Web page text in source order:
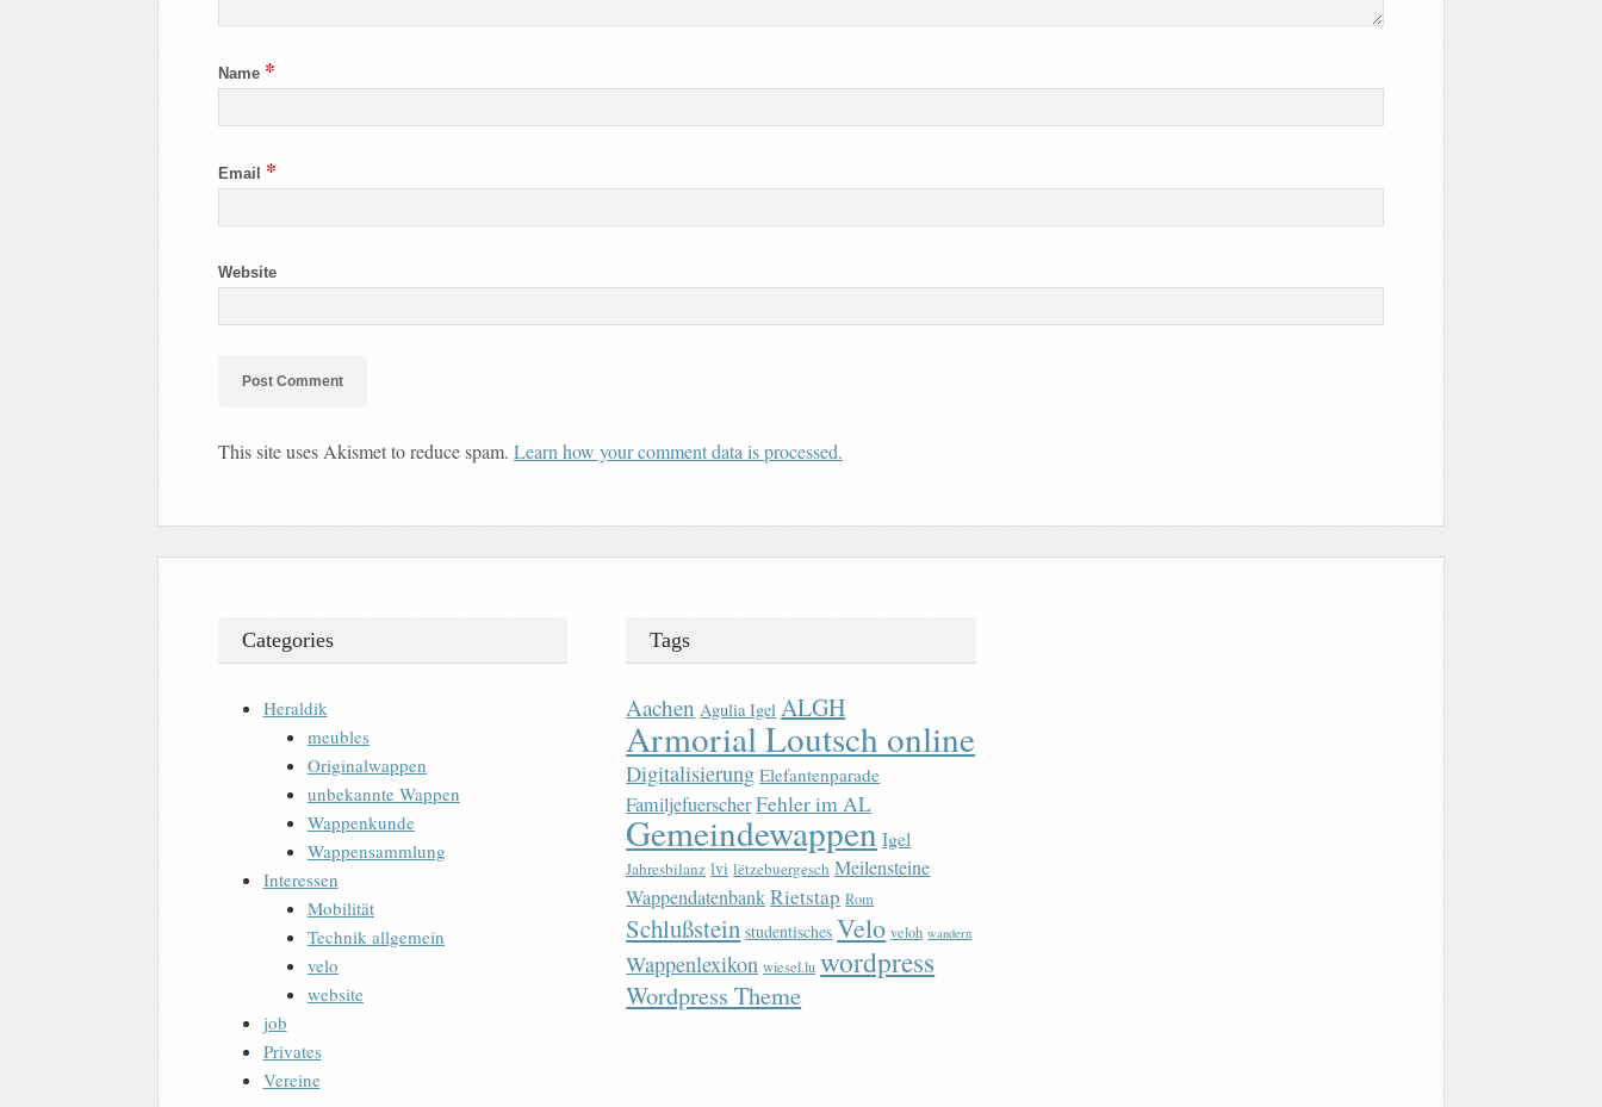
Name *
Email *
Website
This site uses Akismet to reduce spam. Learn how your comment data is processed.
Categories
Heraldik
meubles
Originalwappen
unbekannte Wappen
Wappenkunde
Wappensammlung
Interessen
Mobilität
Technik allgemein
velo
website
job
Privates
Vereine
Tags
Aachen Agulia Igel ALGH
Armorial Loutsch online
Digitalisierung Elefantenparade
FamiljefuerscherFehler im AL
Gemeindewappen Igel
Jahresbilanz lvi lëtzebuergesch Meilensteine
WappendatenbankRietstap Rom
Schlußstein studentisches Velo veloh wandern
Wappenlexikon wiesel.lu wordpress
Wordpress Theme